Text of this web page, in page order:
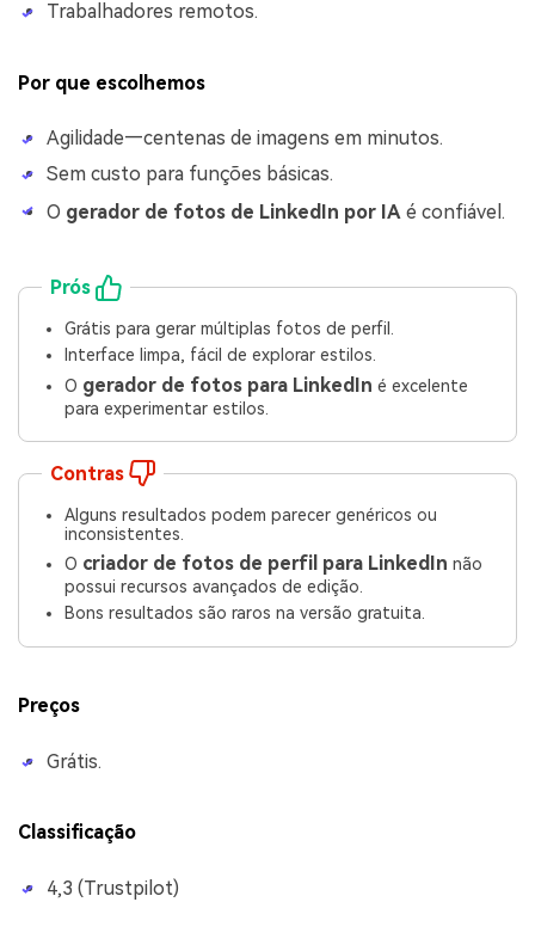
Trabalhadores remotos.
Por que escolhemos
Agilidade—centenas de imagens em minutos.
Sem custo para funções básicas.
O gerador de fotos de LinkedIn por IA é confiável.
Prós
Grátis para gerar múltiplas fotos de perfil.
Interface limpa, fácil de explorar estilos.
O gerador de fotos para LinkedIn é excelente
para experimentar estilos.
Contras
Alguns resultados podem parecer genéricos ou
inconsistentes.
O criador de fotos de perfil para LinkedIn não
possui recursos avançados de edição.
Bons resultados são raros na versão gratuita.
Preços
Grátis.
Classificação
4,3 (Trustpilot)